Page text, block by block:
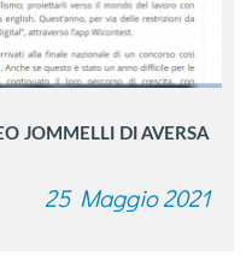
JOMMELLI DI AVERSA
25 Maggio 2021